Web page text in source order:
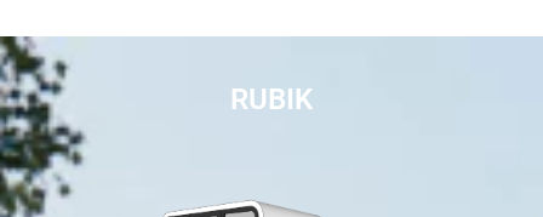
Cliquez pour voir plus de styles
de capsule spatiale
RUBIK